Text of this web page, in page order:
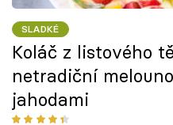
SLADKÉ
Koláč z listového
netradiční
jahodami